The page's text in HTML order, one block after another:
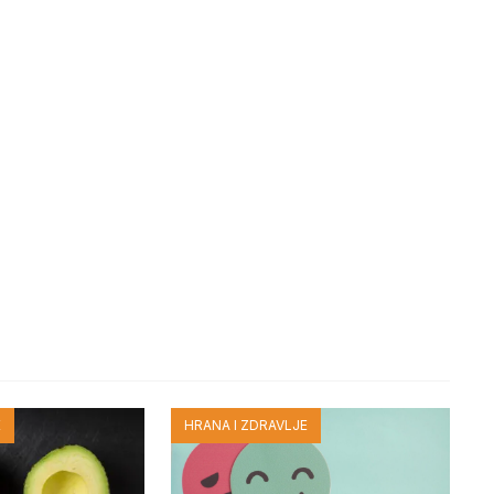
HRANA I ZDRAVLJE